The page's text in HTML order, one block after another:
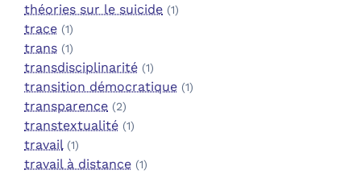
théories sur le suicide (1)
trace (1)
trans (1)
transdisciplinarité (1)
transition démocratique (1)
transparence (2)
transtextualité (1)
travail (1)
travail à distance (1)